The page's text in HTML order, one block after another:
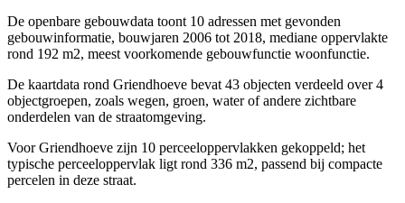
De openbare gebouwdata toont 10 adressen met gevonden
gebouwinformatie, bouwjaren 2006 tot 2018, mediane oppervlakte
rond 192 m2, meest voorkomende gebouwfunctie woonfunctie.
De kaartdata rond Griendhoeve bevat 43 objecten verdeeld over 4
objectgroepen, zoals wegen, groen, water of andere zichtbare
onderdelen van de straatomgeving.
Voor Griendhoeve zijn 10 perceeloppervlakken gekoppeld; het
typische perceeloppervlak ligt rond 336 m2, passend bij compacte
percelen in deze straat.